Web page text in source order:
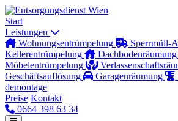
Zum Inhalt springen
Start
Leistungen
Wohnungsentrümpelung
Sperrmüll-
Kellerentrümpelung
Dachbodenräumung
Möbelentrümpelung
Geschäftsauflösung
Garagenräumung
demontage
Preise Kontakt
0664 398 63 34